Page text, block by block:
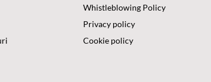
Whistleblowing Policy
Privacy policy
Cookie policy